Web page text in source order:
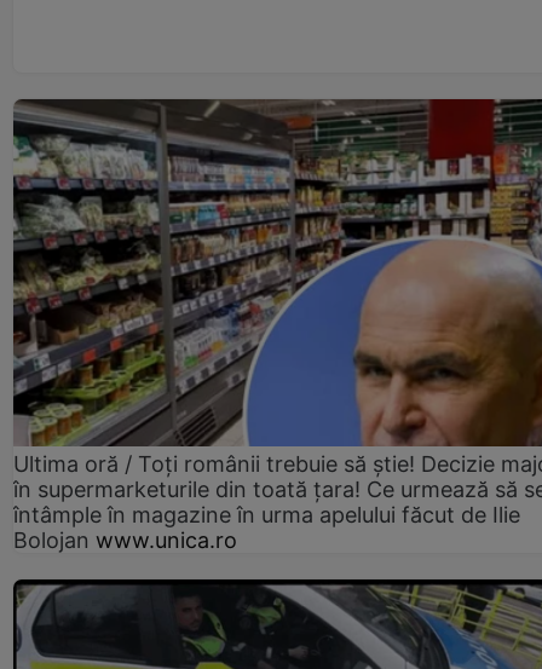
Ultima oră / Toți românii trebuie să știe! Decizie
în supermarketurile din toată țara! Ce urmează să
întâmple în magazine în urma apelului făcut de Ilie
Bolojan www.unica.ro